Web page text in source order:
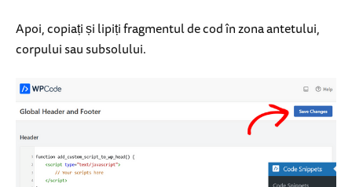
Apoi, copiați și lipiți fragmentul de cod în zona antetului,
corpului sau subsolului.